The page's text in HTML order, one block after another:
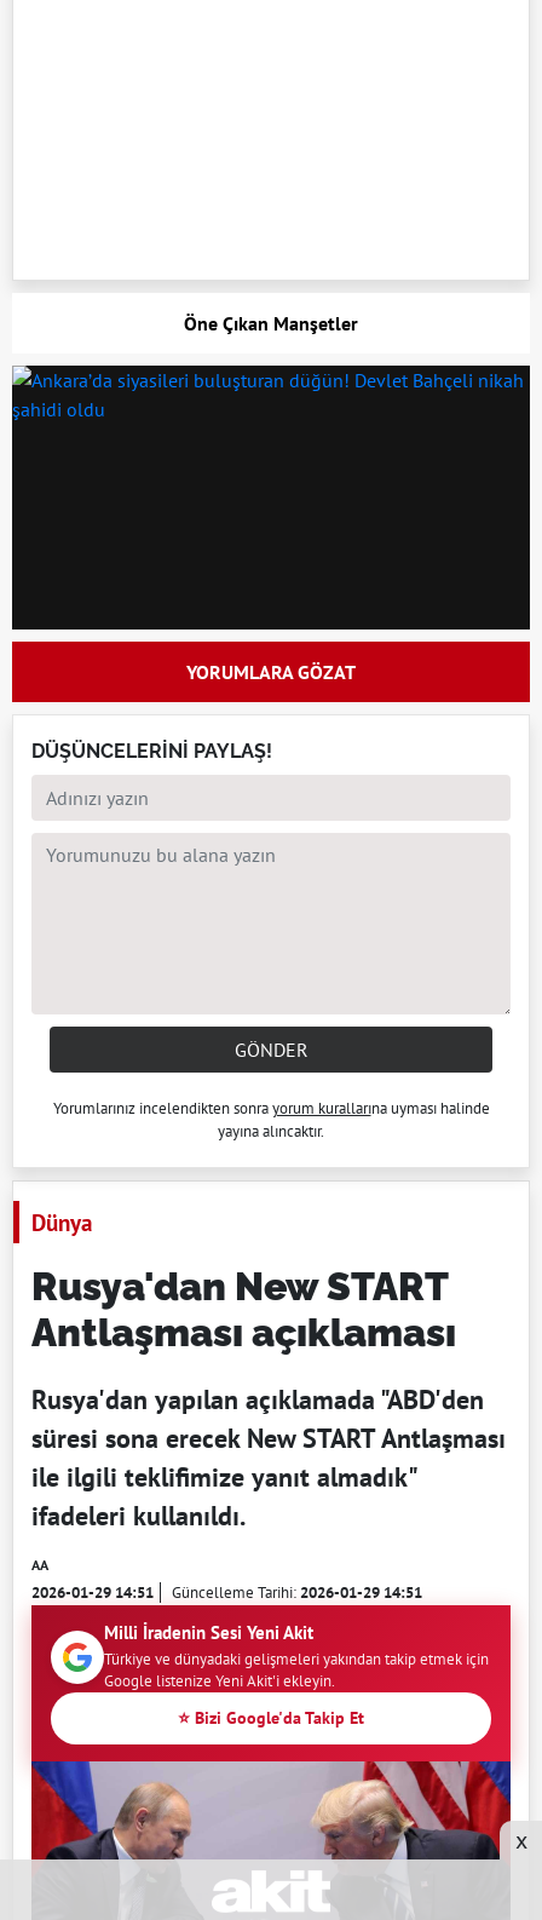
Öne Çıkan Manşetler
YORUMLARA GÖZAT
DÜŞÜNCELERİNİ PAYLAŞ!
GÖNDER
Yorumlarınız incelendikten sonrayorum kurallarına uyması halinde
yayına alıncaktır.
Dünya
Rusya'dan New START
Antlaşması açıklaması
Rusya'dan yapılan açıklamada "ABD'den
süresi sona erecek New START Antlaşması
ile ilgili teklifimize yanıt almadık"
ifadeleri kullanıldı.
AA
2026-01-29 14:51 Güncelleme Tarihi:2026-01-29 14:51
Milli İradenin Sesi Yeni Akit
Türkiye ve dünyadaki gelişmeleri yakından takip etmek için
Google listenize Yeni Akit'i ekleyin.
⭐ Bizi Google'da Takip Et
x